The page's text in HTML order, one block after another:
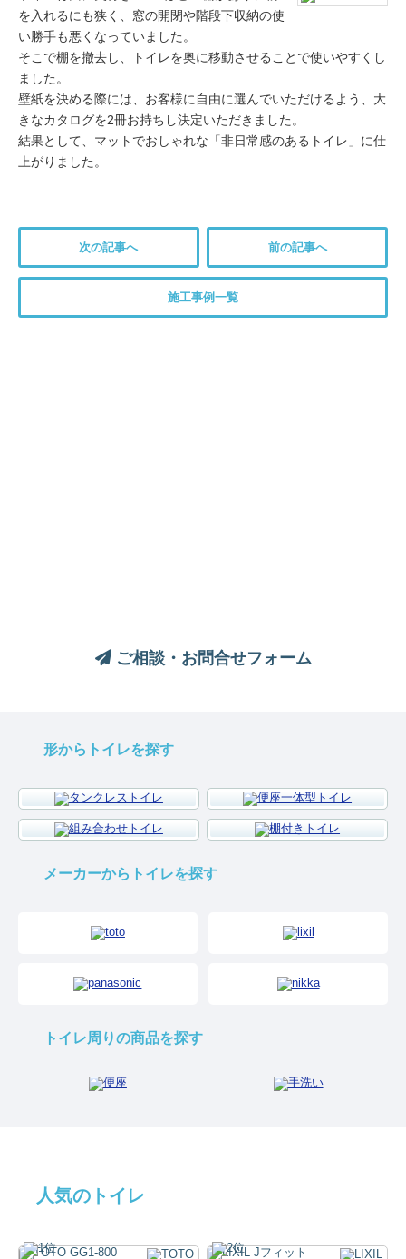
を入れるにも狭く、窓の開閉や階段下収納の使
い勝手も悪くなっていました。
そこで棚を撤去し、トイレを奥に移動させることで使いやすくし
ました。
壁紙を決める際には、お客様に自由に選んでいただけるよう、大
きなカタログを2冊お持ちし決定いただきました。
結果として、マットでおしゃれな「非日常感のあるトイレ」に仕
上がりました。
次の記事へ 前の記事へ
施工事例一覧
ご相談・お問合せフォーム
形からトイレを探す
メーカーからトイレを探す
トイレ周りの商品を探す
人気のトイレ